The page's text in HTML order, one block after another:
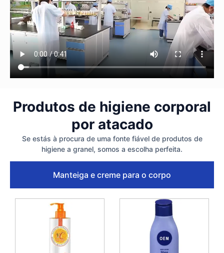
Produtos de higiene corporal
por atacado
Se estás à procura de uma fonte fiável de produtos de
higiene a granel, somos a escolha perfeita.
Manteiga e creme para o corpo